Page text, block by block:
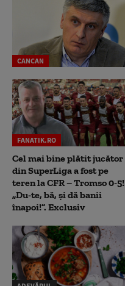
CANCAN
FANATIK.RO
Cel mai bine plătit jucător
din SuperLiga a fost pe
teren la CFR – Tromso 0-5!
„Du-te, bă, și dă banii
înapoi!”. Exclusiv